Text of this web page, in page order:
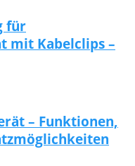
für
mit Kabelclips –
– Funktionen,